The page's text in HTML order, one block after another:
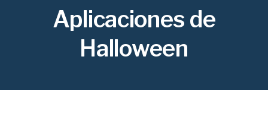
Aplicaciones de
Halloween